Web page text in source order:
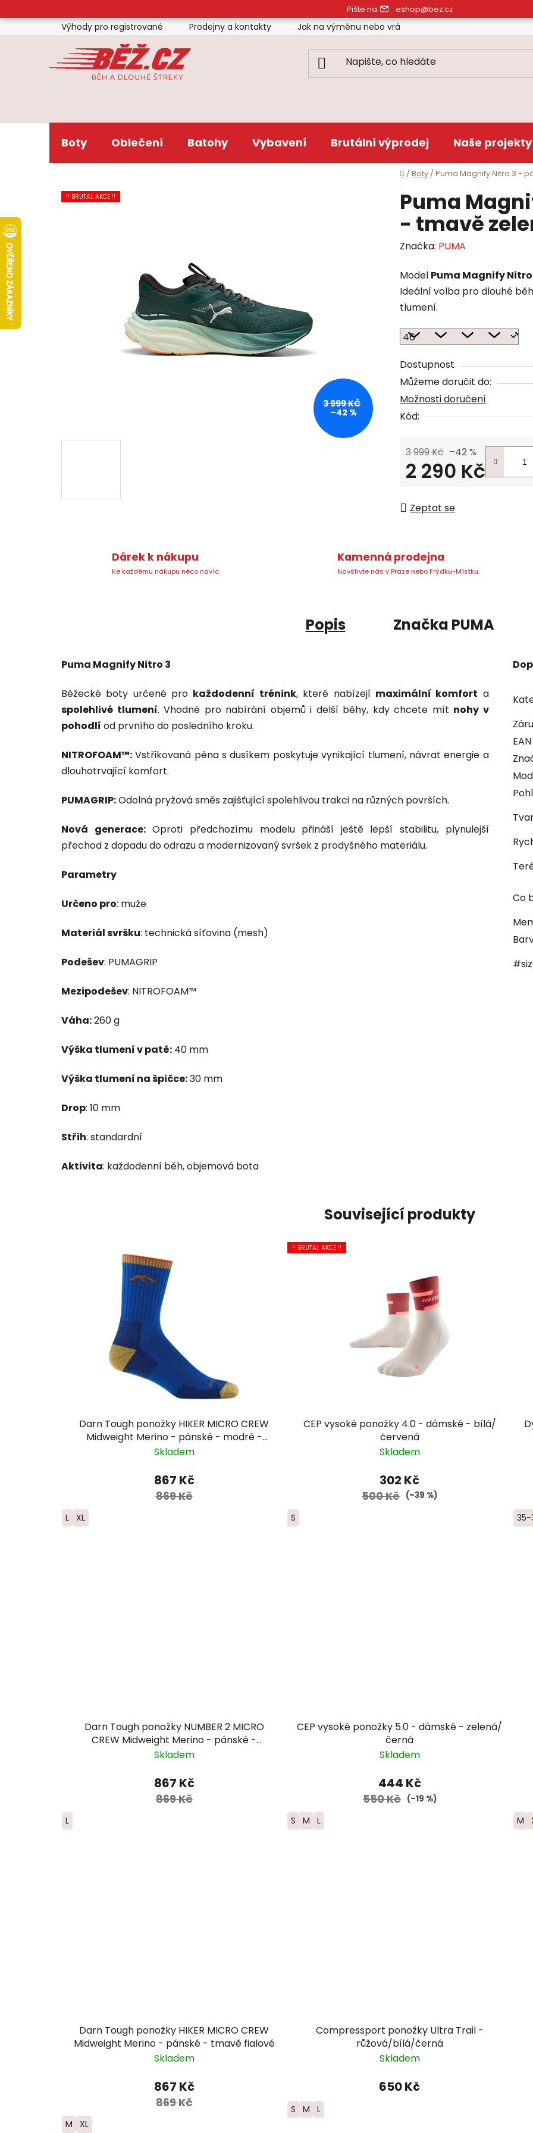
na
obsah
Pište na: eshop@bez.cz
Výhody pro registrované Prodejny a kontakty Jak na výměnu nebo vrácení zboží
Boty Oblečení Batohy Vybavení Brutální výprodej Naše projekty
Domů
/ Boty / Puma Magnify Nitro 3 -
Puma
- tmavě
Značka: PUMA
Model Puma Magnify
Ideální volba pro dlouhé
tlumení.
Dostupnost
Můžeme doručit do:
Možnosti doručení
Kód:
3 999 Kč –42 %
2 290 Kč
Zeptat se
!! BRUTAL AKCE !!
3 999 KČ
–42 %
Dárek k nákupu
Ke každému nákupu něco navíc.
Kamenná prodejna
Navštivte nás v Praze nebo Frýdku-Místku.
Popis Značka PUMA
Puma Magnify Nitro 3
Běžecké boty určené pro každodenní trénink, které nabízejí maximální komfort a
spolehlivé tlumení. Vhodné pro nabírání objemů i delší běhy, kdy chcete mít nohy v
pohodlí od prvního do posledního kroku.
NITROFOAM™: Vstřikovaná pěna s dusíkem poskytuje vynikající tlumení, návrat energie a
dlouhotrvající komfort.
PUMAGRIP:Odolná pryžová směs zajišťující spolehlivou trakci na různých površích.
Nová generace:Oproti předchozímu modelu přináší ještě lepší stabilitu, plynulejší
přechod z dopadu do odrazu a modernizovaný svršek z prodyšného materiálu.
Parametry
Určeno pro: muže
Materiál svršku: technická síťovina (mesh)
Podešev: PUMAGRIP
Mezipodešev: NITROFOAM™
Váha:260 g
Výška tlumení v patě: 40 mm
Výška tlumení na špičce:30 mm
Drop: 10 mm
Střih: standardní
Aktivita: každodenní běh, objemová bota
EAN
Co
Související produkty
Darn Tough ponožky HIKER MICRO CREW
Midweight Merino - pánské - modré -
limitovaná edice
Skladem
867 Kč
869 Kč
L XL
!! BRUTAL AKCE !!
CEP vysoké ponožky 4.0 - dámské - bílá/
červená
Skladem
302 Kč
500 Kč (–39 %)
S 35-
Darn Tough ponožky NUMBER 2 MICRO
CREW Midweight Merino - pánské -
červené/modré/žluté
Skladem
867 Kč
869 Kč
L
CEP vysoké ponožky 5.0 - dámské - zelená/
černá
Skladem
444 Kč
550 Kč (–19 %)
S M L M
Darn Tough ponožky HIKER MICRO CREW
Midweight Merino - pánské - tmavě fialové
Skladem
867 Kč
869 Kč
M XL
Compressport ponožky Ultra Trail -
růžová/bílá/černá
Skladem
650 Kč
S M L